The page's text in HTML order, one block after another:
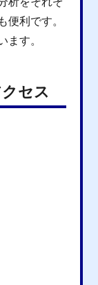
便利です。
ます。
セス